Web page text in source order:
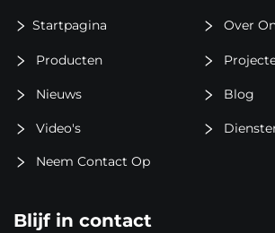
Startpagina Over
Producten
Nieuws Blog
Video's
Neem Contact Op
Blijf in contact